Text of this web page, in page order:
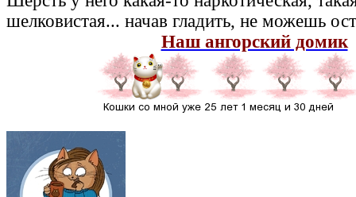
шелковистая... начав гладить, не можешь
Наш ангорский домик